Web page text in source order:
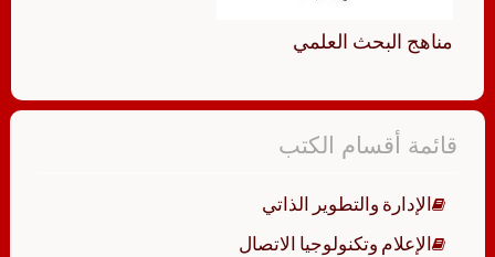
مناهج البحث العلمي
قائمة أقسام الكتب
الإدارة والتطوير الذاتي
الإعلام وتكنولوجيا الاتصال